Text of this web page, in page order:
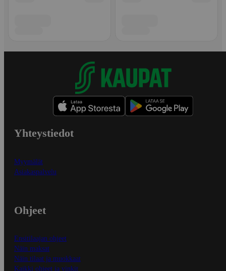
Yhteystiedot
Myymälät
Asiakaspalvelu
Ohjeet
Ensitilaajan ohjeet
Näin maksat
Näin tilaat ja muokkaat
Kaikki ohjeet ja vinkit